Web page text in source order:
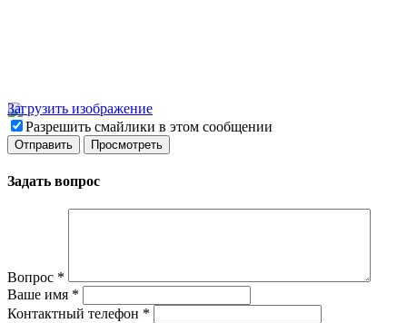
Загрузить изображение
Разрешить смайлики в этом сообщении
Задать вопрос
Вопрос *
Ваше имя *
Контактный телефон *